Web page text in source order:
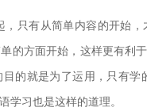
只有从简单内容的开始，
的方面开始，这样更有利
的就是为了运用，只有
学习也是这样的道理。